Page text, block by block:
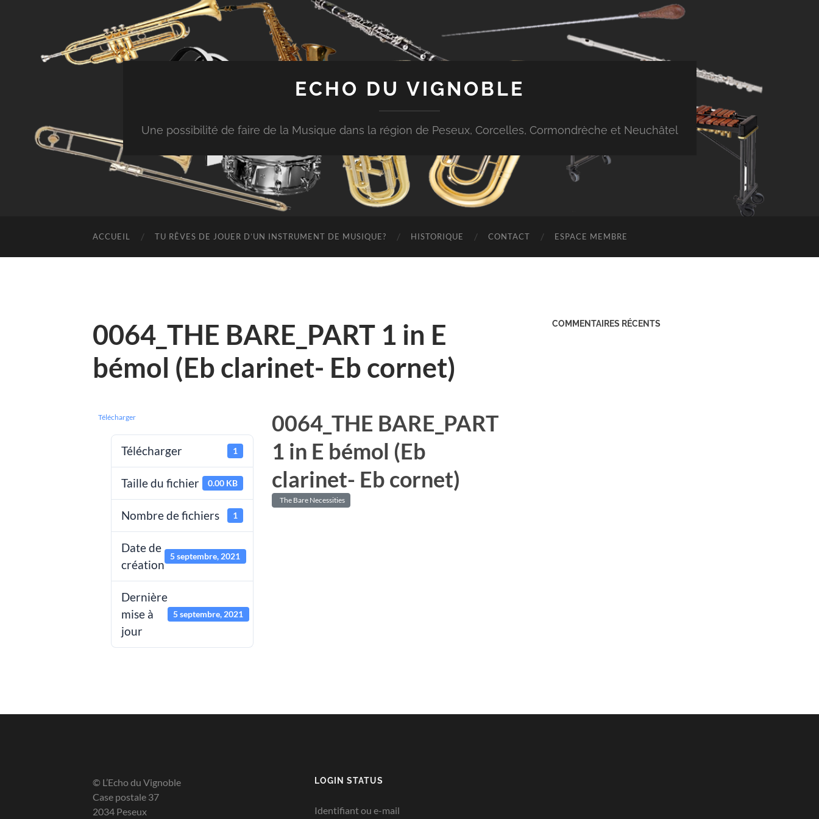
ECHO DU VIGNOBLE
Une possibilité de faire de la Musique dans la région de Peseux, Corcelles, Cormondrèche et Neuchâtel
ACCUEIL TU RÊVES DE JOUER D’UN INSTRUMENT DE MUSIQUE? HISTORIQUE CONTACT ESPACE MEMBRE
0064_THE BARE_PART 1 in E
bémol (Eb clarinet- Eb cornet)
Télécharger
Télécharger 1
Taille du fichier 0.00 KB
Nombre de fichiers 1
Date de
création
5 septembre, 2021
Dernière
mise à
jour
5 septembre, 2021
0064_THE BARE_PART
1 in E bémol (Eb
clarinet- Eb cornet)
The Bare Necessities
COMMENTAIRES RÉCENTS
© L’Echo du Vignoble
Case postale 37
2034 Peseux
LOGIN STATUS
Identifiant ou e-mail